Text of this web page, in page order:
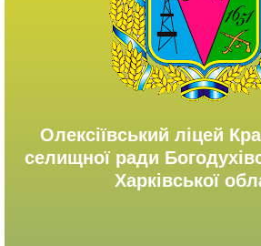
Олексіївський ліцей
селищної ради
Харківської